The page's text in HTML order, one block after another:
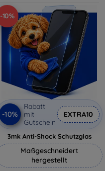
-10%
-10%
Rabatt
mit
Gutschein
EXTRA10
3mk Anti-Shock Schutzglas
Maßgeschneidert
hergestellt